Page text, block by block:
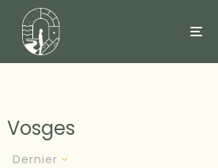
Vosges
Dernier